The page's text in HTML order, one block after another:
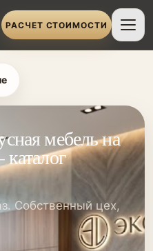
РАСЧЕТ СТОИМОСТИ
мебель на
Собственный цех,